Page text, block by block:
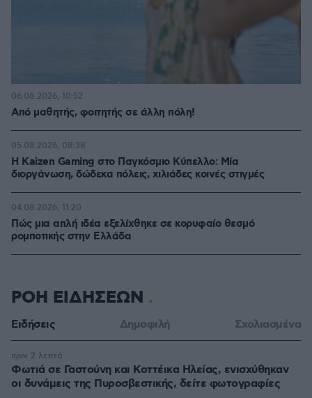
Από μαθητής, φοιτητής σε άλλη πόλη!
06.08.2026, 10:52
H Kaizen Gaming στο Παγκόσμιο Kύπελλο: Μία
διοργάνωση, δώδεκα πόλεις, χιλιάδες κοινές στιγμές
05.08.2026, 08:38
Πώς μια απλή ιδέα εξελίχθηκε σε κορυφαίο θεσμό
ρομποτικής στην Ελλάδα
04.08.2026, 11:20
ΡΟΗ ΕΙΔΗΣΕΩΝ
Ειδήσεις Δημοφιλή Σχολιασμένα
Φωτιά σε Γαστούνη και Κοττέικα Ηλείας, ενισχύθηκαν
οι δυνάμεις της Πυροσβεστικής, δείτε φωτογραφίες
πριν 2 λεπτά